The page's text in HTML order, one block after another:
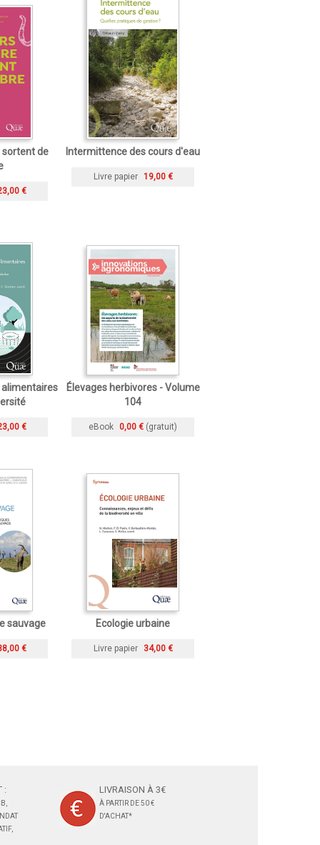
sortent de
€
Intermittence des cours d'eau
Livre papier 19,00 €
€
Élevages herbivores - Volume
104
eBook 0,00 € (gratuit)
sauvage
€
Ecologie urbaine
Livre papier 34,00 €
: LIVRAISON À 3€
À PARTIR DE 50 €
D'ACHAT*